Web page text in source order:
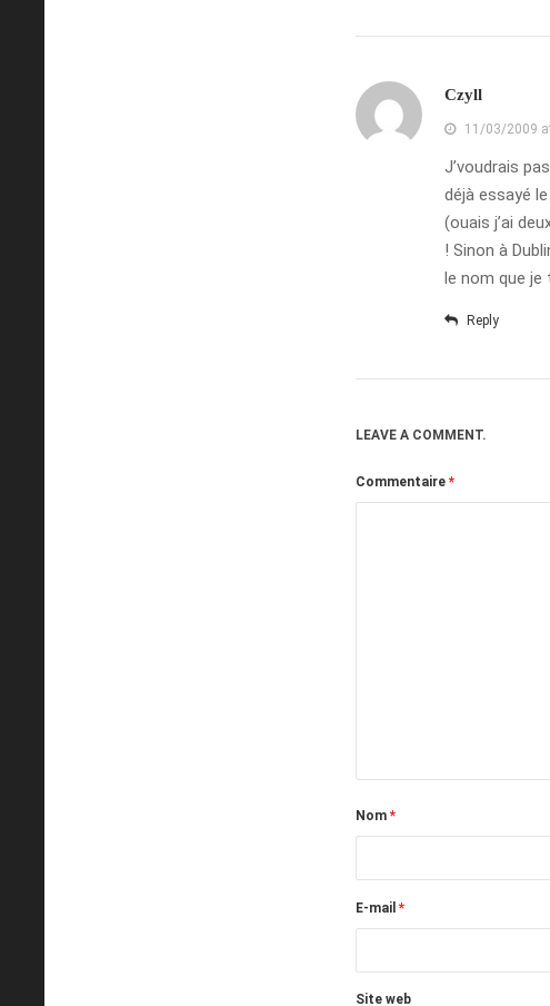
Czyll
11/03/2009
J’voudrais
déjà essayé
(ouais j’ai
! Sinon à
le nom que je
Reply
LEAVE A COMMENT.
Commentaire *
Nom *
E-mail *
Site web